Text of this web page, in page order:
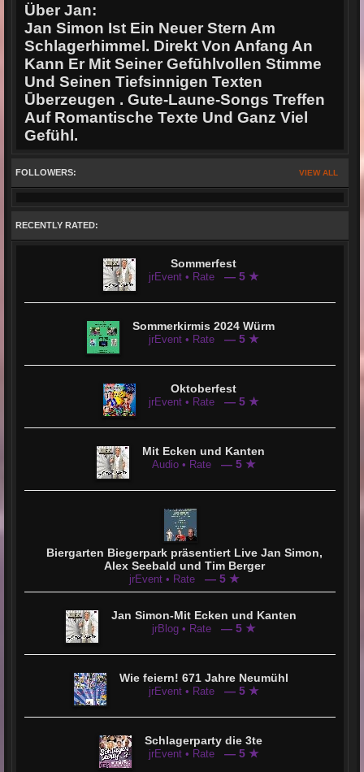
Über Jan:
Jan Simon Ist Ein Neuer Stern Am
Schlagerhimmel. Direkt Von Anfang An
Kann Er Mit Seiner Gefūhlvollen Stimme
Und Seinen Tiefsinnigen Texten
Ūberzeugen . Gute-Laune-Songs Treffen
Auf Romantische Texte Und Ganz Viel
Gefühl.
VIEW ALL
FOLLOWERS:
RECENTLY RATED:
Sommerfest
jrEvent • Rate — 5 ★
Sommerkirmis 2024 Würm
jrEvent • Rate — 5 ★
Oktoberfest
jrEvent • Rate — 5 ★
Mit Ecken und Kanten
Audio • Rate — 5 ★
Biergarten Biegerpark präsentiert Live Jan Simon,
Alex Seebald und Tim Berger
jrEvent • Rate — 5 ★
Jan Simon-Mit Ecken und Kanten
jrBlog • Rate — 5 ★
Wie feiern! 671 Jahre Neumühl
jrEvent • Rate — 5 ★
Schlagerparty die 3te
jrEvent • Rate — 5 ★